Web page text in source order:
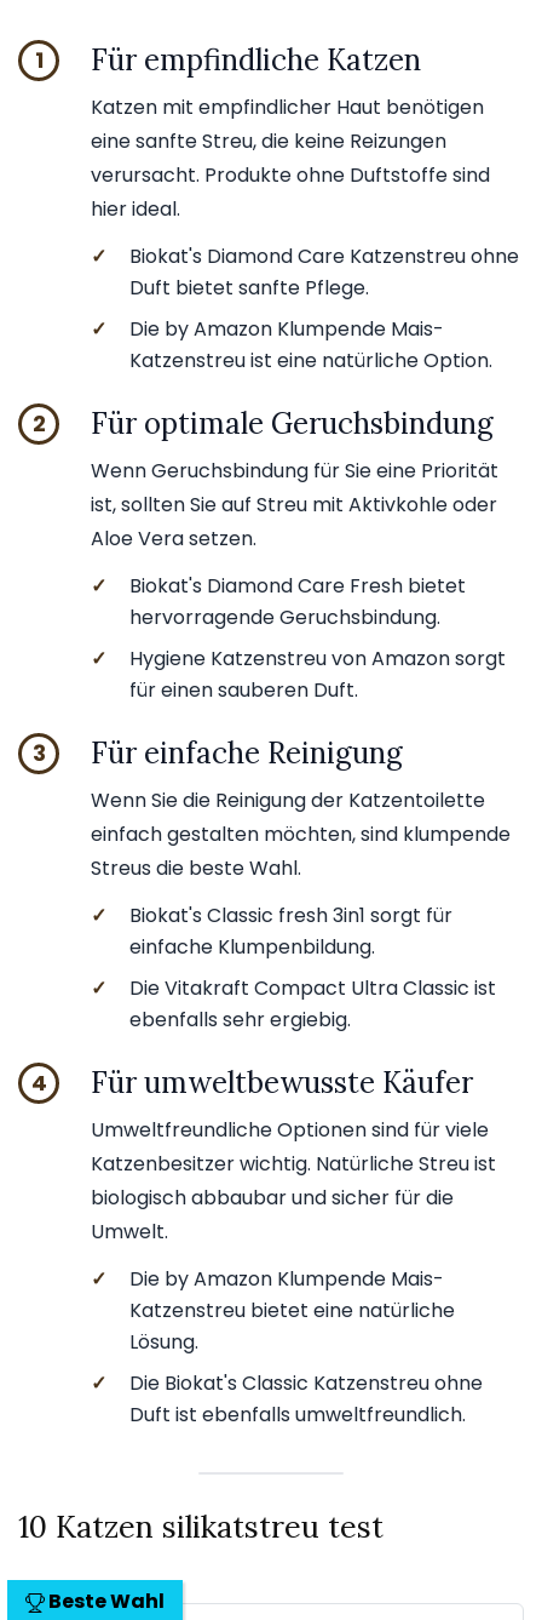
1 Für empfindliche Katzen
Katzen mit empfindlicher Haut benötigen
eine sanfte Streu, die keine Reizungen
verursacht. Produkte ohne Duftstoffe sind
hier ideal.
✓
Biokat's Diamond Care Katzenstreu ohne
Duft bietet sanfte Pflege.
✓
Die by Amazon Klumpende Mais-
Katzenstreu ist eine natürliche Option.
2 Für optimale Geruchsbindung
Wenn Geruchsbindung für Sie eine Priorität
ist, sollten Sie auf Streu mit Aktivkohle oder
Aloe Vera setzen.
✓
Biokat's Diamond Care Fresh bietet
hervorragende Geruchsbindung.
✓
Hygiene Katzenstreu von Amazon sorgt
für einen sauberen Duft.
3 Für einfache Reinigung
Wenn Sie die Reinigung der Katzentoilette
einfach gestalten möchten, sind klumpende
Streus die beste Wahl.
✓
Biokat's Classic fresh 3in1 sorgt für
einfache Klumpenbildung.
✓
Die Vitakraft Compact Ultra Classic ist
ebenfalls sehr ergiebig.
4 Für umweltbewusste Käufer
Umweltfreundliche Optionen sind für viele
Katzenbesitzer wichtig. Natürliche Streu ist
biologisch abbaubar und sicher für die
Umwelt.
✓
Die by Amazon Klumpende Mais-
Katzenstreu bietet eine natürliche
Lösung.
✓
Die Biokat's Classic Katzenstreu ohne
Duft ist ebenfalls umweltfreundlich.
10 Katzen silikatstreu test
Beste Wahl